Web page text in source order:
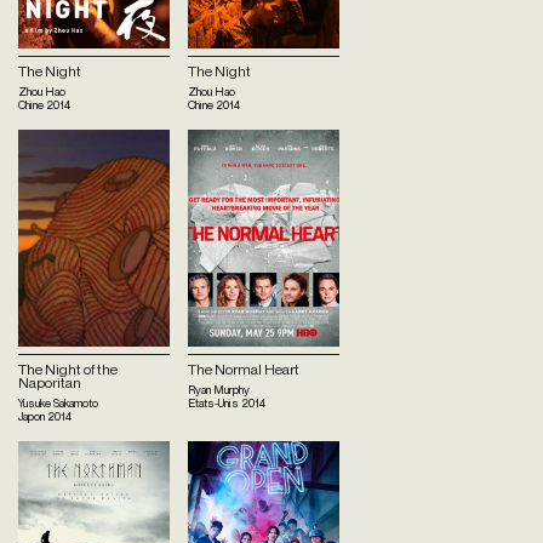
The Night
Zhou Hao
Chine 2014
The Night
Zhou Hao
Chine 2014
The Night of the
Naporitan
Yusuke Sakamoto
Japon 2014
The Normal Heart
Ryan Murphy
Etats-Unis 2014